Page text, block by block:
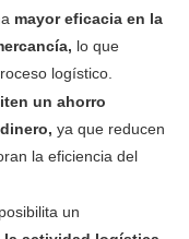
mayor eficacia en la
lo que
logístico.
un ahorro
ya que reducen
la eficiencia del
un